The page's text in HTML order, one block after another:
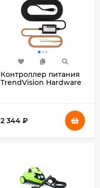
Контроллер питания
TrendVision Hardware
2 344 ₽